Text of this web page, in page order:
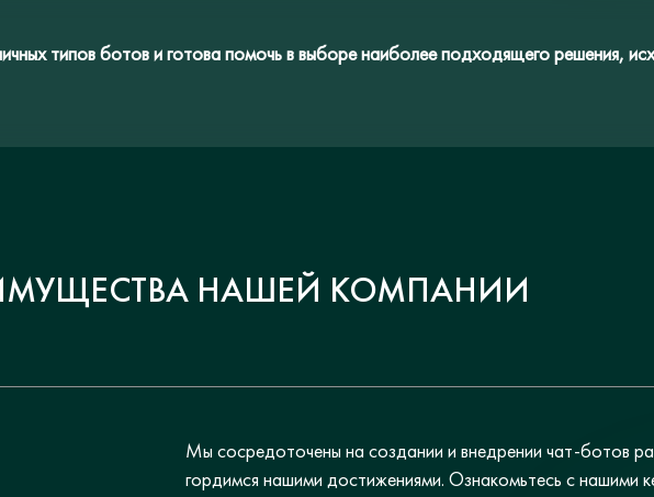
типов ботов и готова помочь в выборе наиболее подходящего решения,
НАШЕЙ КОМПАНИИ
Мы сосредоточены на создании и внедрении чат-ботов
гордимся нашими достижениями. Ознакомьтесь с нашими